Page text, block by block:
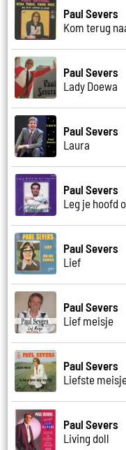
Paul Severs
Kom terug
Paul Severs
Lady Doewa
Paul Severs
Laura
Paul Severs
Leg je hoofd
Paul Severs
Lief
Paul Severs
Lief meisje
Paul Severs
Liefste
Paul Severs
Living doll